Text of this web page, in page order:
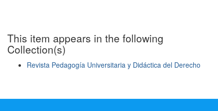
This item appears in the following
Collection(s)
Revista Pedagogía Universitaria y Didáctica del Derecho